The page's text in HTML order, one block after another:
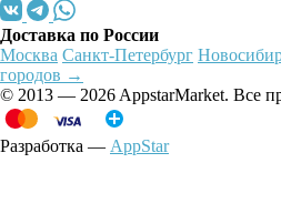
Доставка по России
Москва Санкт-Петербург
городов →
© 2013 — 2026 AppstarMarket. Все
Разработка — AppStar